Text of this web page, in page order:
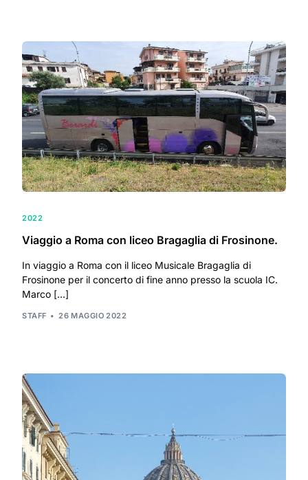
2022
Viaggio a Roma con liceo Bragaglia di Frosinone.
In viaggio a Roma con il liceo Musicale Bragaglia di
Frosinone per il concerto di fine anno presso la scuola IC.
Marco […]
STAFF 26 MAGGIO 2022